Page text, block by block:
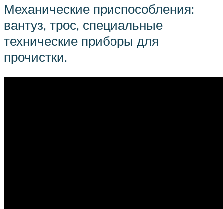
Механические приспособления:
вантуз, трос, специальные
технические приборы для
прочистки.